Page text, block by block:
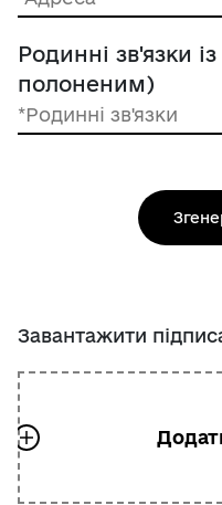
Родинні зв'язки
полоненим)
Завантажити